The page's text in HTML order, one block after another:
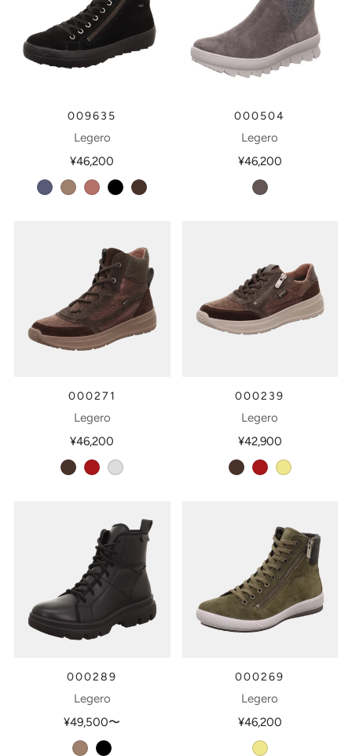
009635
Legero
¥46,200
indacoxgiottofawnschwarz
ciok
000504
Legero
¥46,200
fumo
000271
Legero
¥46,200
ciokvenerosomulticolour
000239
Legero
¥42,900
ciokveneroso
khaki
000289
Legero
¥49,500〜
000269
Legero
¥46,200